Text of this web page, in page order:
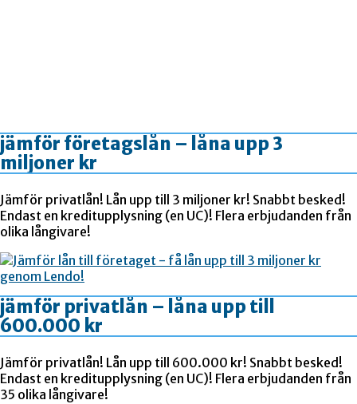
jämför företagslån – låna upp 3
miljoner kr
Jämför privatlån! Lån upp till 3 miljoner kr! Snabbt besked!
Endast en kreditupplysning (en UC)! Flera erbjudanden från
olika långivare!
jämför privatlån – låna upp till
600.000 kr
Jämför privatlån! Lån upp till 600.000 kr! Snabbt besked!
Endast en kreditupplysning (en UC)! Flera erbjudanden från
35 olika långivare!